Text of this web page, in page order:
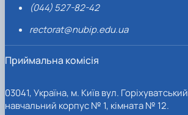
(044) 527-82-42
rectorat@nubip.edu.ua
Приймальна комісія
03041, Україна, м. Київ вул.
навчальний корпус № 1, кімната № 12.